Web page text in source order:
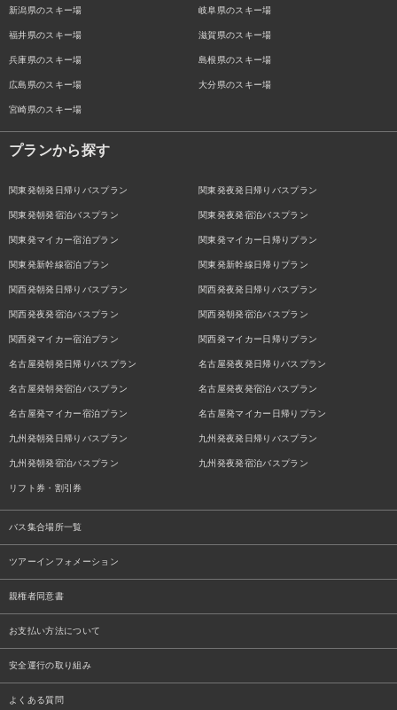
新潟県のスキー場 岐阜県のスキー場
福井県のスキー場 滋賀県のスキー場
兵庫県のスキー場 島根県のスキー場
広島県のスキー場 大分県のスキー場
宮崎県のスキー場
プランから探す
関東発朝発日帰りバスプラン 関東発夜発日帰りバスプラン
関東発朝発宿泊バスプラン 関東発夜発宿泊バスプラン
関東発マイカー宿泊プラン 関東発マイカー日帰りプラン
関東発新幹線宿泊プラン 関東発新幹線日帰りプラン
関西発朝発日帰りバスプラン 関西発夜発日帰りバスプラン
関西発夜発宿泊バスプラン 関西発朝発宿泊バスプラン
関西発マイカー宿泊プラン 関西発マイカー日帰りプラン
名古屋発朝発日帰りバスプラン 名古屋発夜発日帰りバスプラン
名古屋発朝発宿泊バスプラン 名古屋発夜発宿泊バスプラン
名古屋発マイカー宿泊プラン 名古屋発マイカー日帰りプラン
九州発朝発日帰りバスプラン 九州発夜発日帰りバスプラン
九州発朝発宿泊バスプラン 九州発夜発宿泊バスプラン
リフト券・割引券
バス集合場所一覧
ツアーインフォメーション
親権者同意書
お支払い方法について
安全運行の取り組み
よくある質問